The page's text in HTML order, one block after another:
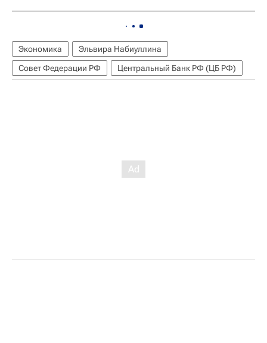
Экономика
Эльвира Набиуллина
Совет Федерации РФ
Центральный Банк РФ (ЦБ РФ)